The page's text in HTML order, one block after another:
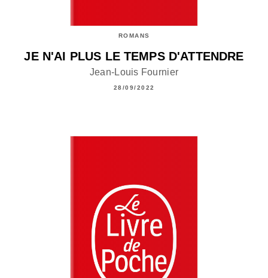
ROMANS
JE N'AI PLUS LE TEMPS D'ATTENDRE
Jean-Louis Fournier
28/09/2022